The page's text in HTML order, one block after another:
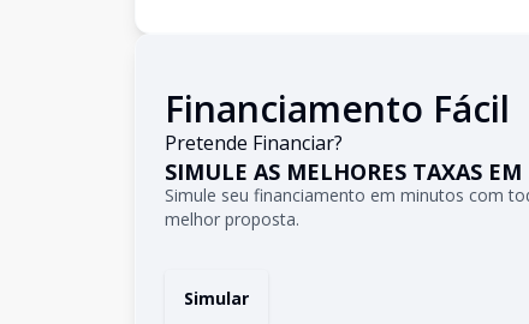
Financiamento Fácil
Pretende Financiar?
SIMULE AS MELHORES TAXAS
Simule seu financiamento em minutos com
melhor proposta.
Simular